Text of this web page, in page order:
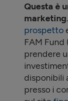
Questa è
marketing
prospetto
FAM
prendere
disponibili
presso i